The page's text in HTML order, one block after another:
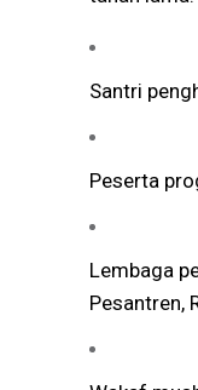
Santri
Peserta
Lembaga
Pesantren,